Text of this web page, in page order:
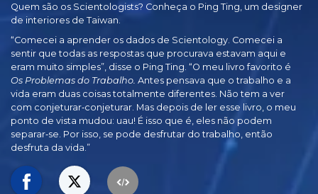
Quem são os Scientologists? Conheça o Ping Ting, um designer
de interiores de Taiwan.
“Comecei a aprender os dados de Scientology. Comecei a
sentir que todas as respostas que procurava estavam aqui e
eram muito simples”, disse o Ping Ting. “O meu livro favorito é
Os Problemas do Trabalho. Antes pensava que o trabalho e a
vida eram duas coisas totalmente diferentes. Não tem a ver
com conjeturar‑conjeturar. Mas depois de ler esse livro, o meu
ponto de vista mudou: uau! É isso que é, eles não podem
separar‑se. Por isso, se pode desfrutar do trabalho, então
desfruta da vida.”